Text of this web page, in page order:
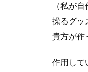
（私が
操るグッ
貴方が作
作用して